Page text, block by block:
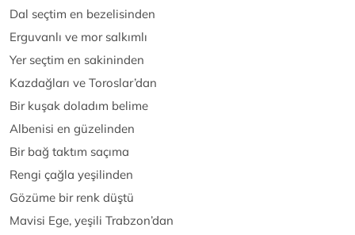
Dal seçtim en bezelisinden
Erguvanlı ve mor salkımlı
Yer seçtim en sakininden
Kazdağları ve Toroslar’dan
Bir kuşak doladım belime
Albenisi en güzelinden
Bir bağ taktım saçıma
Rengi çağla yeşilinden
Gözüme bir renk düştü
Mavisi Ege, yeşili Trabzon’dan